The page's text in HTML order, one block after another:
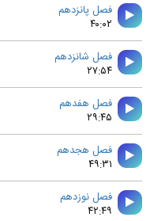
فصل يازدهم
۲۷:۵۱
فصل دوازدهم
۵۲:۳۵
فصل سيزدهم
۵۷:۵۹
فصل چهاردهم
۲۲:۱۵
فصل پانزدهم
۴۰:۰۲